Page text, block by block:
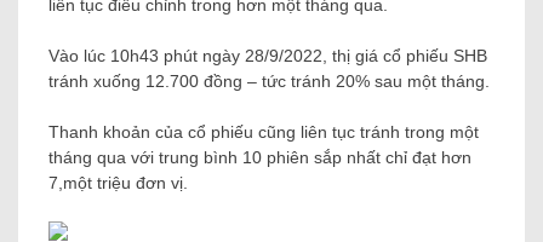
liên tục điều chỉnh trong hơn một tháng qua.
Vào lúc 10h43 phút ngày 28/9/2022, thị giá cổ phiếu SHB
tránh xuống 12.700 đồng – tức tránh 20% sau một tháng.
Thanh khoản của cổ phiếu cũng liên tục tránh trong một
tháng qua với trung bình 10 phiên sắp nhất chỉ đạt hơn
7,một triệu đơn vị.